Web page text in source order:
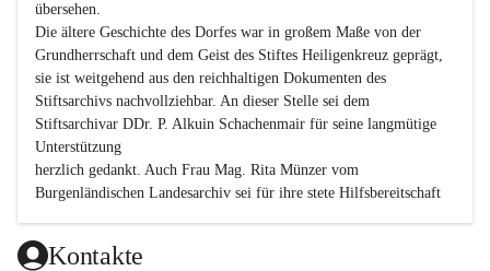
übersehen.
Die ältere Geschichte des Dorfes war in großem Maße von der
Grundherrschaft und dem Geist des Stiftes Heiligenkreuz geprägt,
sie ist weitgehend aus den reichhaltigen Dokumenten des
Stiftsarchivs nachvollziehbar. An dieser Stelle sei dem
Stiftsarchivar DDr. P. Alkuin Schachenmair für seine langmütige
Unterstützung
herzlich gedankt. Auch Frau Mag. Rita Münzer vom
Burgenländischen Landesarchiv sei für ihre stete Hilfsbereitschaft
Dank gilt den Textautoren dieser Chronik, dem kleinen
Redaktionsteam, für die gute Zusammenarbeit.
Kontakte